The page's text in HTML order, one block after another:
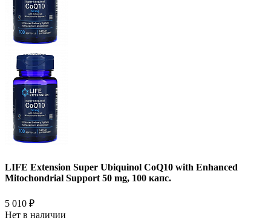
LIFE Extension Super Ubiquinol CoQ10 with Enhanced
Mitochondrial Support 50 mg, 100 капс.
5 010 ₽
Нет в наличии